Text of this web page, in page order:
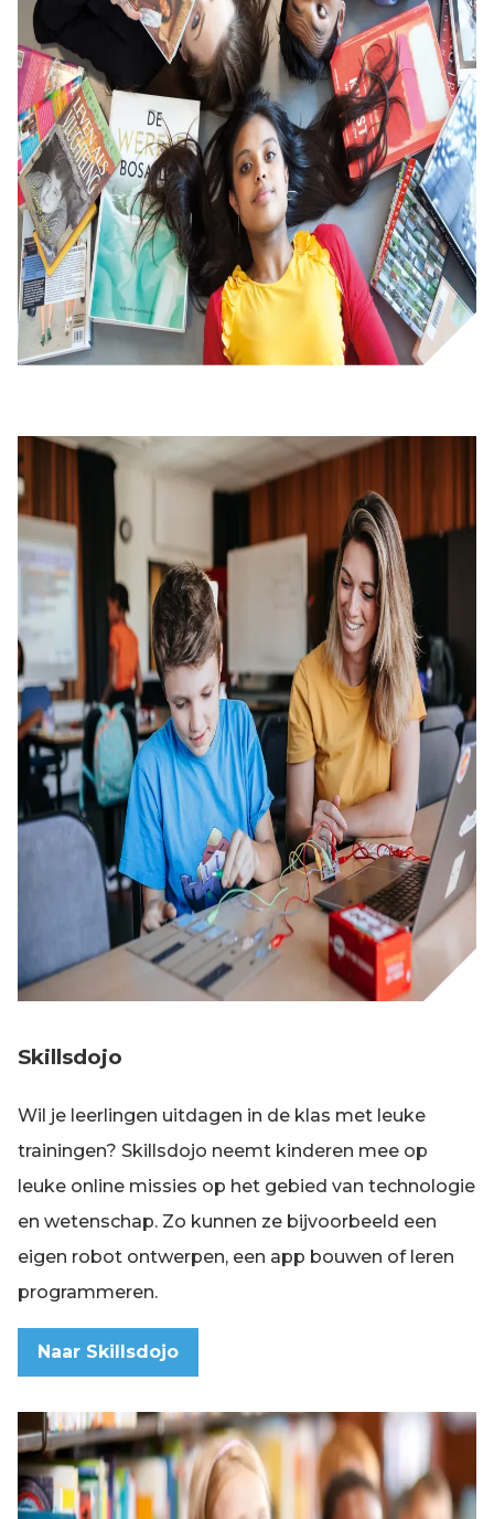
Skillsdojo
Wil je leerlingen uitdagen in de klas met leuke
trainingen? Skillsdojo neemt kinderen mee op
leuke online missies op het gebied van technologie
en wetenschap. Zo kunnen ze bijvoorbeeld een
eigen robot ontwerpen, een app bouwen of leren
programmeren.
Naar Skillsdojo